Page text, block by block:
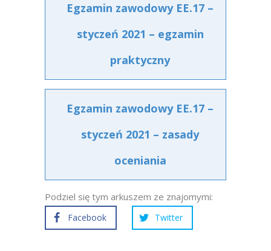
Egzamin zawodowy EE.17 –
styczeń 2021 – egzamin
praktyczny
Egzamin zawodowy EE.17 –
styczeń 2021 – zasady
oceniania
Podziel się tym arkuszem ze znajomymi:
Facebook Twitter